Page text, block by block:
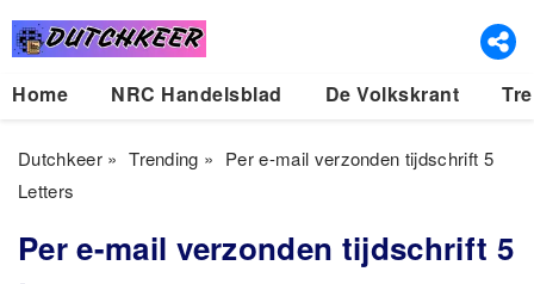
Home NRC Handelsblad De Volkskrant
Dutchkeer» Trending » Per e-mail verzonden tijdschrift 5
Letters
Per e-mail verzonden tijdschrift 5